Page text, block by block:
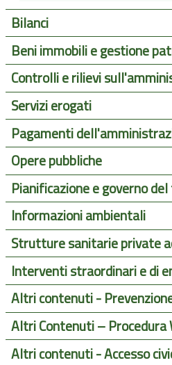
Bilanci
Beni immobili e gestione
Controlli e rilievi
Servizi erogati
Pagamenti
Opere pubbliche
Pianificazione e governo
Informazioni ambientali
Strutture sanitarie private
Interventi straordinari e di
Altri contenuti -
Altri Contenuti –
Altri contenuti - Accesso